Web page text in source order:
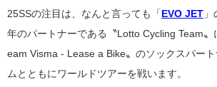
25SSの注目は、なんと言っても「EVO JET
年のパートナーである〝Lotto Cycling Team
eam Visma - Lease a Bike〟のソックスパー
ムとともにワールドツアーを戦います。